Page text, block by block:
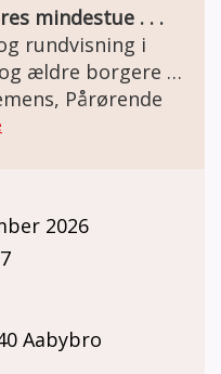
mindestue . . .
rundvisning i
ældre borgere .
og
Pårørende
2026
Aabybro